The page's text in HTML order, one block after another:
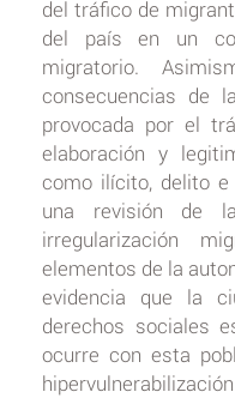
del tráfico de
del país en un
migratorio.
consecuencias de
provocada por el
elaboración y
como ilícito, delito e
una revisión de
irregularización
elementos de la
evidencia que la
derechos sociales
ocurre con esta